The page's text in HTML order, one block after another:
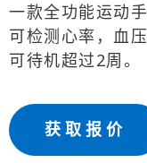
一款全功能运动
可检测心率，血
可待机超过2周。
获取报价